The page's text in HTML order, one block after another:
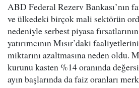
ABD Federal Rezerv Bankası’nın
ve ülkedeki birçok mali sektörün
nedeniyle serbest piyasa
yatırımcının Mısır’daki
miktarını azaltmasına neden oldu.
kurunu kasten %14 oranında
ayın başlarında da faiz oranları